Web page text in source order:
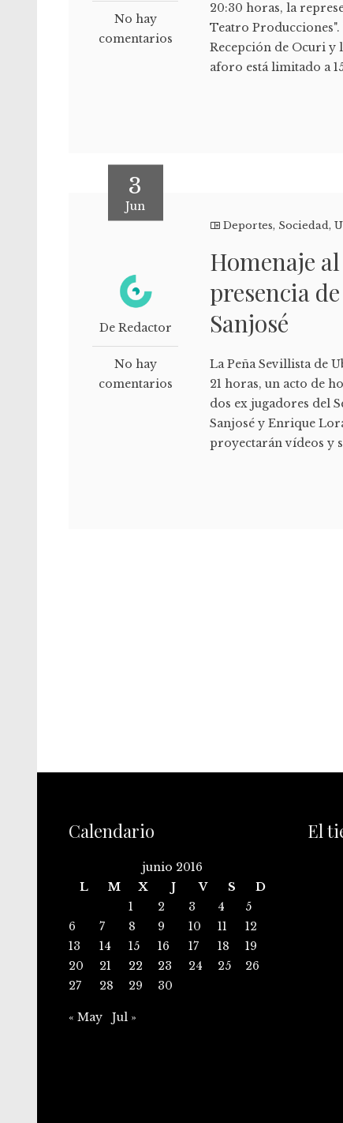
No hay
comentarios
20:30 horas, la
Teatro
Recepción de Ocuri y
aforo está limitado a
3
Jun
De Redactor
No hay
comentarios
Deportes, Sociedad,
Homenaje
presencia
Sanjosé
La Peña Sevillista de
21 horas, un acto de
dos ex jugadores del
Sanjosé y Enrique
proyectarán vídeos y
Calendario
junio 2016
L
M X J V S
D
1
2 3 4
5
6
7 8 9 10 11
12
13
14 15 16 17 18
19
20
21 22 23 24 25
26
27
28 29 30
« May Jul »
El